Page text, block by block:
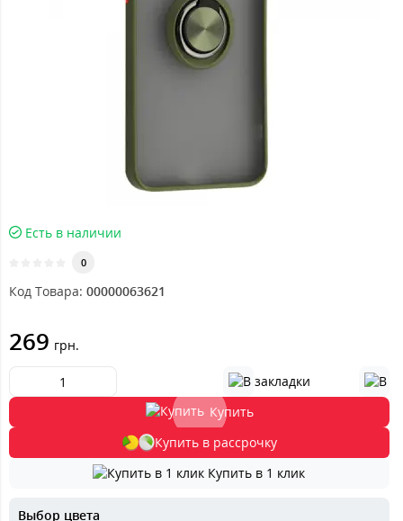
Есть в наличии
0
Код Товара: 00000063621
269 грн.
Купить
Купить в рассрочку
Купить в 1 клик
Выбор цвета